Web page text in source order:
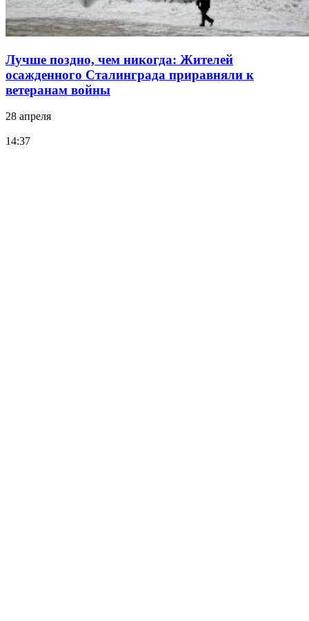
Лучше поздно, чем никогда: Жителей
осажденного Сталинграда приравняли к
ветеранам войны
28 апреля
14:37